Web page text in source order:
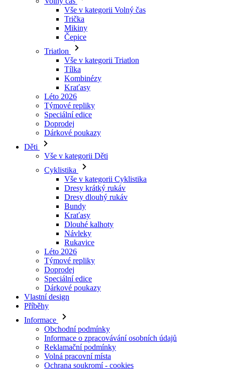
Léto 2026
Týmové repliky
Speciální edice
Doprodej
Dárkové poukazy
Vše v kategorii Děti
Cyklistika
Vše v kategorii Cyklistika
Dresy krátký rukáv
Dresy dlouhý rukáv
Bundy
Kraťasy
Dlouhé kalhoty
Rukavice
Týmové repliky
Doprodej
Speciální edice
Dárkové poukazy
Vlastní design
Informace
Obchodní podmínky
Informace o zpracovávání osobních údajů
Reklamační podmínky
Volná pracovní místa
Ochrana soukromí - cookies
O nás
Pro zákazníky
Ke stažení
Platební podmínky
Doprava a její ceny
Nejčastější dotazy
Velikostní tabulky
Kontakty
Vrácení zboží